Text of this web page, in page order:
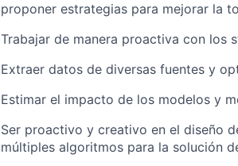
proponer estrategias para mejorar la
Trabajar de manera proactiva con los
Extraer datos de diversas fuentes y
Estimar el impacto de los modelos y
Ser proactivo y creativo en el diseño
múltiples algoritmos para la solución